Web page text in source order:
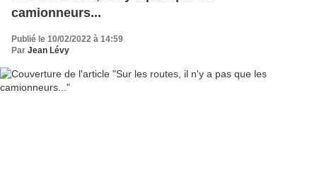
camionneurs...
Publié le 10/02/2022 à 14:59
Par Jean Lévy